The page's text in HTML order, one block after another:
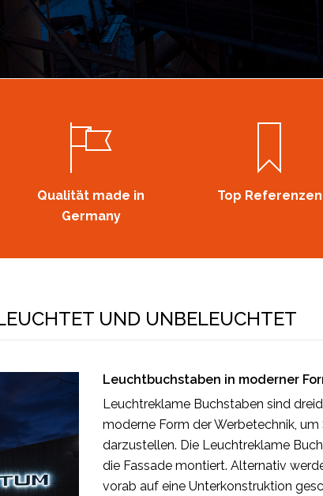
Qualität made in
Germany
Top Referenzen
UND UNBELEUCHTET
Leuchtbuchstaben in moderner
Leuchtreklame Buchstaben sind
moderne Form der Werbetechnik,
darzustellen. Die Leuchtreklame
die Fassade montiert. Alternativ
vorab auf eine Unterkonstruktion